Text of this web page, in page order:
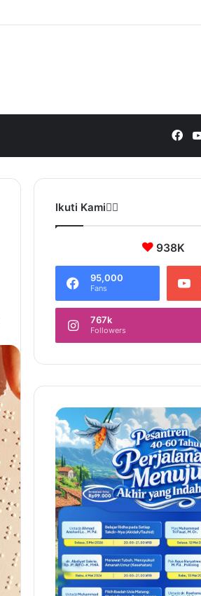
Ikuti Kami❤️‍🔥
938K
95,000
Fans
767k
Followers